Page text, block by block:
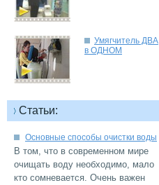
Умягчитель ДВА
В том, что в современном мире
очищать воду необходимо, мало
кто сомневается. Очень важен